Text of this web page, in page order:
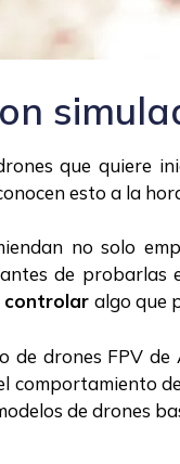
que quiere
esto a la
no solo
de probarlas
controlar algo que
de drones FPV
comportamiento
de drones